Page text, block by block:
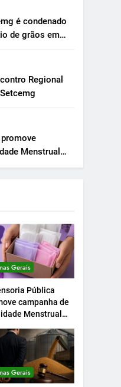
é condenado
de grãos em
Regional
Menstrual
Gerais
Pública
campanha de
Menstrual
Gerais